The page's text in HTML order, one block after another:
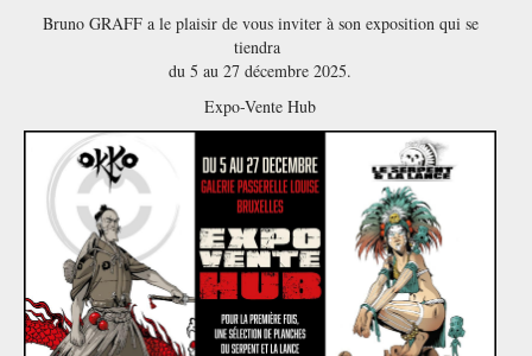
Bruno GRAFF a le plaisir de vous inviter à son exposition qui se
tiendra
du 5 au 27 décembre 2025.
Expo-Vente Hub